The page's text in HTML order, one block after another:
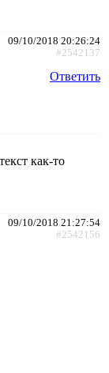
09/10/2018 20:26:24
#2542137
Ответить
как-то
09/10/2018 21:27:54
#2542156